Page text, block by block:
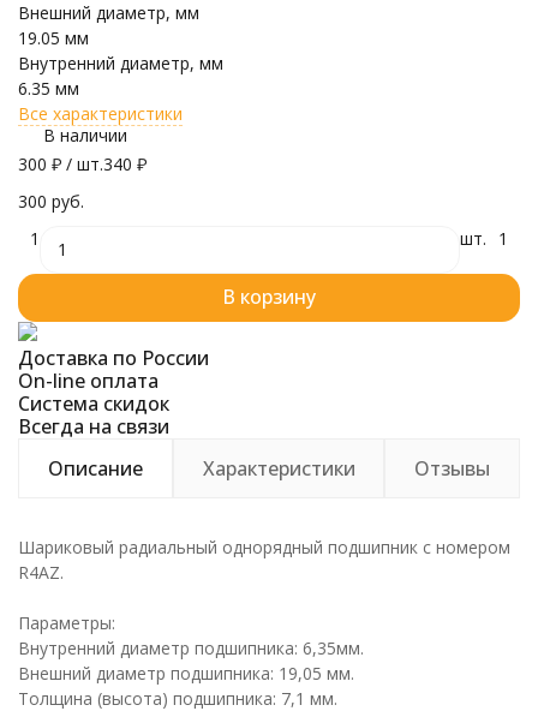
Внешний диаметр, мм
19.05 мм
Внутренний диаметр, мм
6.35 мм
Все характеристики
В наличии
300 ₽ / шт.340 ₽
300 руб.
1
шт. 1
В корзину
Доставка по России
On-line оплата
Система скидок
Всегда на связи
Описание
Характеристики Отзывы
Шариковый радиальный однорядный подшипник c номером
R4AZ.
Параметры:
Внутренний диаметр подшипника: 6,35мм.
Внешний диаметр подшипника: 19,05 мм.
Толщина (высота) подшипника: 7,1 мм.